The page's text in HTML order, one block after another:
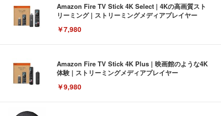
Amazon Fire TV Stick 4K Select | 4Kの高画質スト
リーミング | ストリーミングメディアプレイヤー
￥7,980
Amazon Fire TV Stick 4K Plus | 映画館のような4K
体験 | ストリーミングメディアプレイヤー
￥9,980